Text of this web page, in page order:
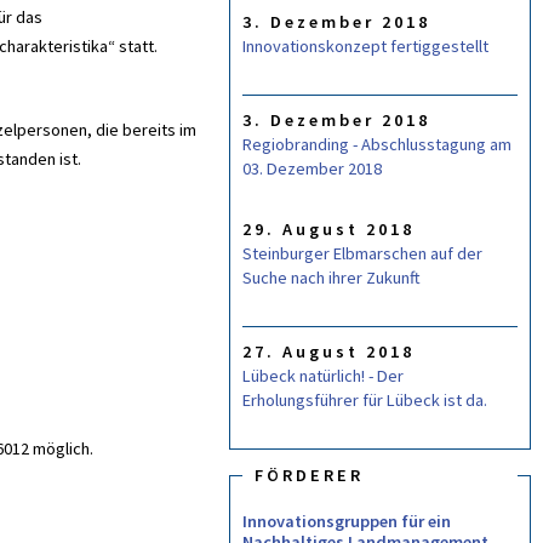
das
statt.
die bereits im
ist.
möglich.
A
R
3. Dezember 2018
Innovationskonzept fertiggestellt
3. Dezember 2018
Regiobranding - Abschlusstagung am
03. Dezember 2018
29. August 2018
Steinburger Elbmarschen auf der
Suche nach ihrer Zukunft
27. August 2018
Lübeck natürlich! - Der
Erholungsführer für Lübeck ist da.
FÖRDERER
Innovationsgruppen für ein